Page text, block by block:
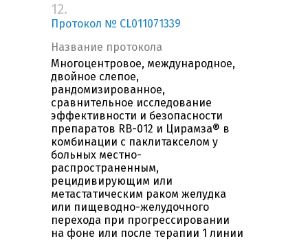
12.
Протокол № CL011071339
Название протокола
Многоцентровое, международное,
двойное слепое,
рандомизированное,
сравнительное исследование
эффективности и безопасности
препаратов RB-012 и Цирамза® в
комбинации с паклитакселом у
больных местно-
распространенным,
рецидивирующим или
метастатическим раком желудка
или пищеводно-желудочного
перехода при прогрессировании
на фоне или после терапии 1 линии